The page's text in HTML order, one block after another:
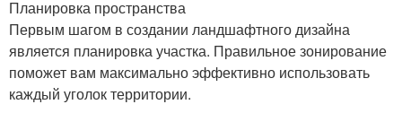
Планировка пространства
Первым шагом в создании ландшафтного дизайна
является планировка участка. Правильное зонирование
поможет вам максимально эффективно использовать
каждый уголок территории.